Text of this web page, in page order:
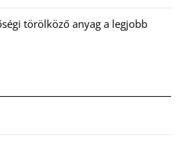
törölköző anyag a legjobb